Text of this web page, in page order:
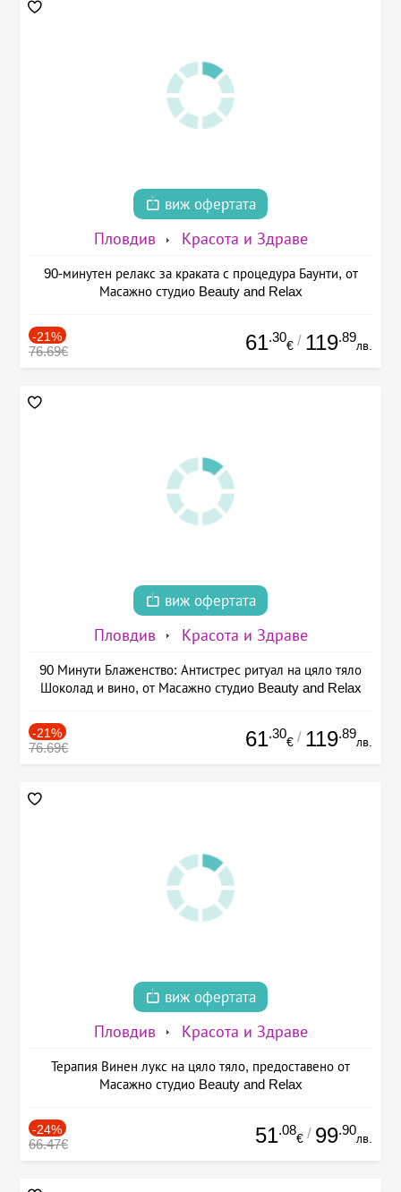
виж офертата
Пловдив Красота и Здраве
90-минутен релакс за краката с процедура Баунти, от
Масажно студио Beauty and Relax
-21%
76.69€ 61.30
€ / 119.89
лв.
виж офертата
Пловдив Красота и Здраве
90 Минути Блаженство: Антистрес ритуал на цяло тяло
Шоколад и вино, от Масажно студио Beauty and Relax
-21%
76.69€ 61.30
€ / 119.89
лв.
виж офертата
Пловдив Красота и Здраве
Терапия Винен лукс на цяло тяло, предоставено от
Масажно студио Beauty and Relax
-24%
66.47€ 51.08
€ / 99.90
лв.